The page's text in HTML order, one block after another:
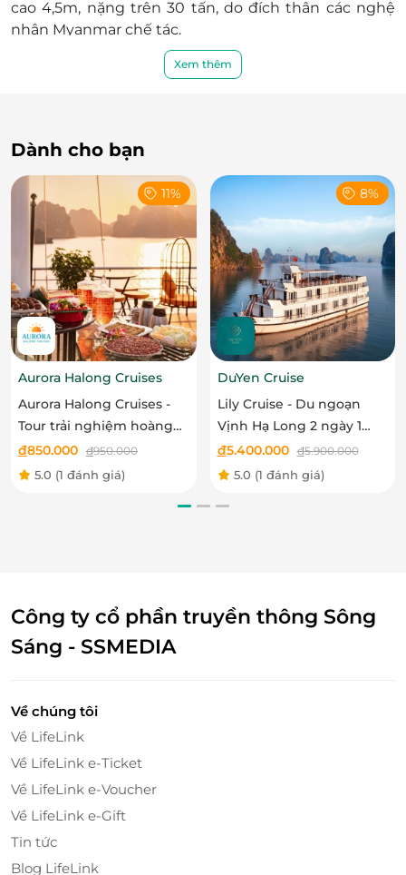
cao 4,5m, nặng trên 30 tấn, do đích thân các nghệ
nhân Myanmar chế tác.
Xem thêm
Dành cho bạn
11%
Aurora Halong Cruises
Aurora Halong Cruises -
Tour trải nghiệm hoàng
hôn trên vịnh Hạ Long
đ850.000 đ950.000
5.0 (1 đánh giá)
8%
DuYen Cruise
Lily Cruise - Du ngoạn
Vịnh Hạ Long 2 ngày 1
đêm
đ5.400.000 đ5.900.000
5.0 (1 đánh giá)
Công ty cổ phần truyền thông Sông
Sáng - SSMEDIA
Về chúng tôi
Về LifeLink
Về LifeLink e-Ticket
Về LifeLink e-Voucher
Về LifeLink e-Gift
Tin tức
Blog LifeLink